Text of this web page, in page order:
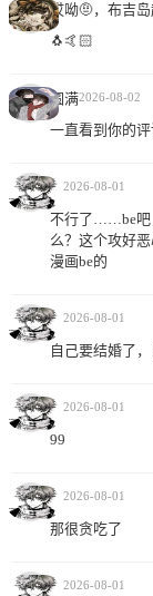
哎呦🤨，布吉
🐧🤙🏻
圆满2026-08-02
一直看到你的
ㅤ 2026-08-01
不行了……be吧
么？这个攻好
漫画be的
ㅤ 2026-08-01
自己要结婚了
ㅤ 2026-08-01
99
ㅤ 2026-08-01
那很贪吃了
ㅤ 2026-08-01